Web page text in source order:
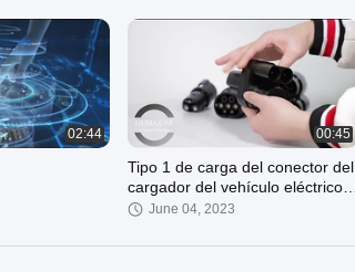
02:44 00:45
Tipo 1 de carga del conector del
cargador del vehículo eléctrico
del adaptador 32A 22KW de EV
EV
June 04, 2023